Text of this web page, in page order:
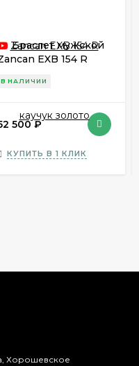
Браслет мужской
EXB 154 R
В НАЛИЧИИ
500₽
КУПИТЬ В 1 КЛИК
Хорошевское